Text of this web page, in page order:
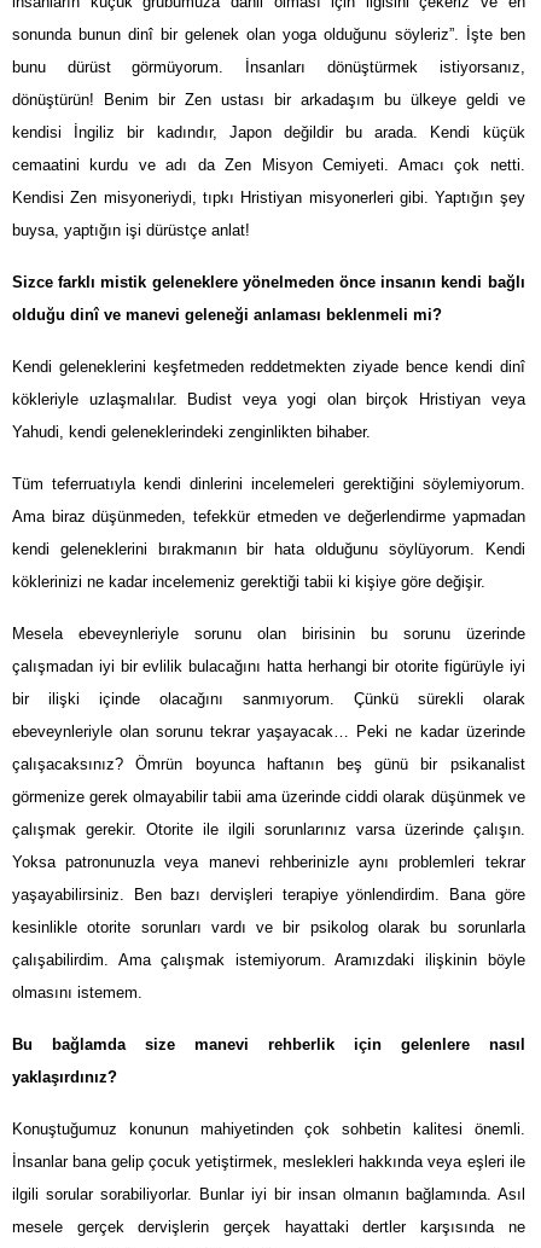
sonunda bunun dinî bir gelenek olan yoga olduğunu söyleriz”. İşte ben
bunu dürüst görmüyorum. İnsanları dönüştürmek istiyorsanız,
dönüştürün! Benim bir Zen ustası bir arkadaşım bu ülkeye geldi ve
kendisi İngiliz bir kadındır, Japon değildir bu arada. Kendi küçük
cemaatini kurdu ve adı da Zen Misyon Cemiyeti. Amacı çok netti.
Kendisi Zen misyoneriydi, tıpkı Hristiyan misyonerleri gibi. Yaptığın şey
buysa, yaptığın işi dürüstçe anlat!
Sizce farklı mistik geleneklere yönelmeden önce insanın kendi bağlı
olduğu dinî ve manevi geleneği anlaması beklenmeli mi?
Kendi geleneklerini keşfetmeden reddetmekten ziyade bence kendi dinî
kökleriyle uzlaşmalılar. Budist veya yogi olan birçok Hristiyan veya
Yahudi, kendi geleneklerindeki zenginlikten bihaber.
Tüm teferruatıyla kendi dinlerini incelemeleri gerektiğini söylemiyorum.
Ama biraz düşünmeden, tefekkür etmeden ve değerlendirme yapmadan
kendi geleneklerini bırakmanın bir hata olduğunu söylüyorum. Kendi
köklerinizi ne kadar incelemeniz gerektiği tabii ki kişiye göre değişir.
Mesela ebeveynleriyle sorunu olan birisinin bu sorunu üzerinde
çalışmadan iyi bir evlilik bulacağını hatta herhangi bir otorite figürüyle iyi
bir ilişki içinde olacağını sanmıyorum. Çünkü sürekli olarak
ebeveynleriyle olan sorunu tekrar yaşayacak… Peki ne kadar üzerinde
çalışacaksınız? Ömrün boyunca haftanın beş günü bir psikanalist
görmenize gerek olmayabilir tabii ama üzerinde ciddi olarak düşünmek ve
çalışmak gerekir. Otorite ile ilgili sorunlarınız varsa üzerinde çalışın.
Yoksa patronunuzla veya manevi rehberinizle aynı problemleri tekrar
yaşayabilirsiniz. Ben bazı dervişleri terapiye yönlendirdim. Bana göre
kesinlikle otorite sorunları vardı ve bir psikolog olarak bu sorunlarla
çalışabilirdim. Ama çalışmak istemiyorum. Aramızdaki ilişkinin böyle
olmasını istemem.
Bu bağlamda size manevi rehberlik için gelenlere nasıl
yaklaşırdınız?
Konuştuğumuz konunun mahiyetinden çok sohbetin kalitesi önemli.
İnsanlar bana gelip çocuk yetiştirmek, meslekleri hakkında veya eşleri ile
ilgili sorular sorabiliyorlar. Bunlar iyi bir insan olmanın bağlamında. Asıl
mesele gerçek dervişlerin gerçek hayattaki dertler karşısında ne